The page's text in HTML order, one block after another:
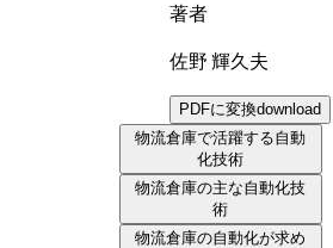
著者
佐野 輝久夫
PDFに変換download
物流倉庫で活躍する自動
化技術
物流倉庫の主な自動化技
術
物流倉庫の自動化が求め